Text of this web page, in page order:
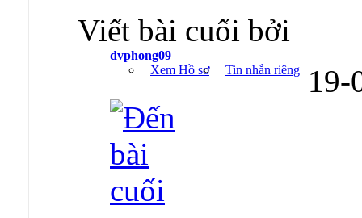
Viết bài cuối bởi
dvphong09
Xem Hồ sơ
Tin nhắn riêng